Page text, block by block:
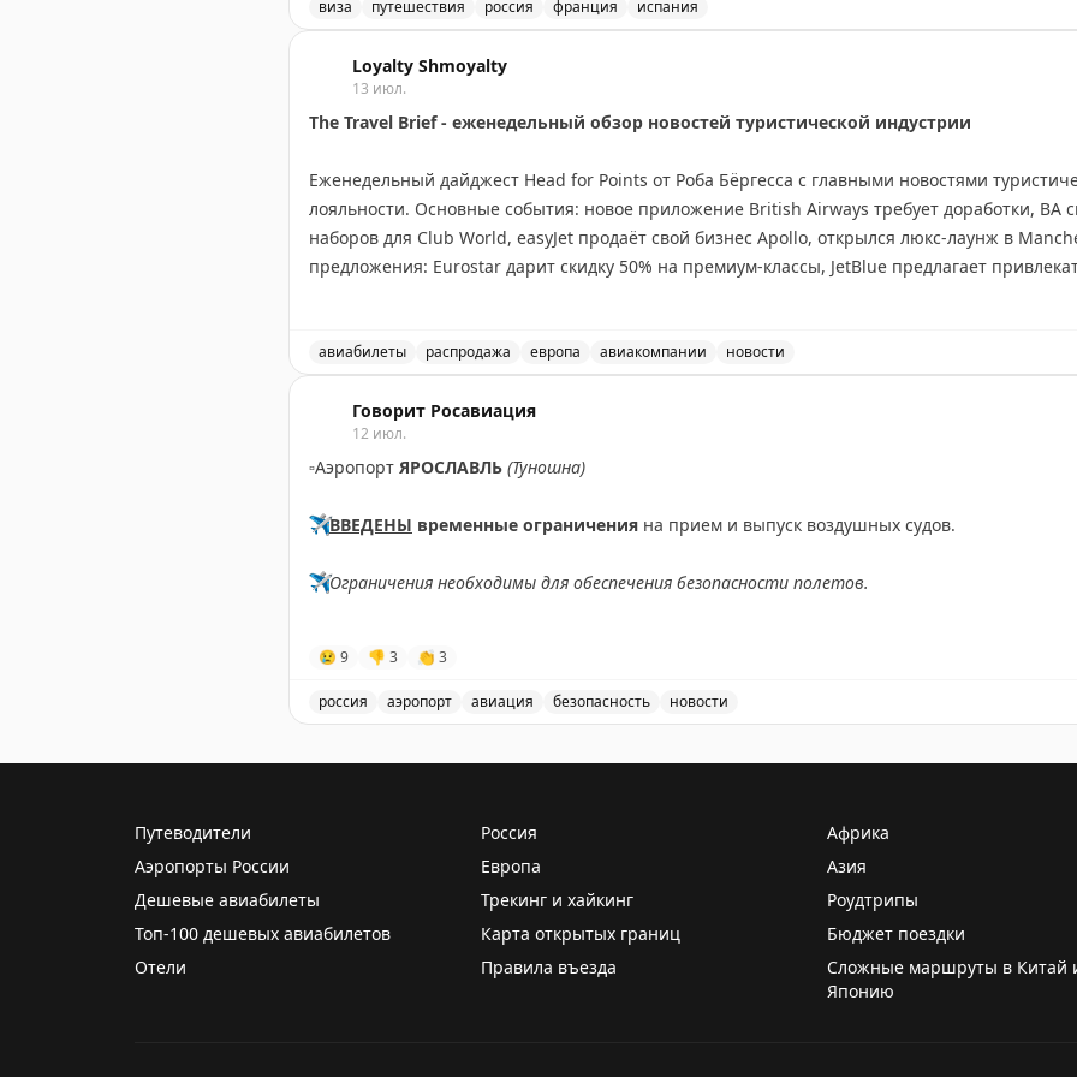
Великобритания — 14 августа.
Пошёл дальше разгребать этот слотопад.
Вопросы, запросы, записи — всё сюда:
Stay tuned!
Подписаться на Матрассы
виза путешествия россия франция испания
Loyalty Shmoyalty
13 июл.
The Travel Brief - еженедельный обзор новостей туристической индустрии
Еженедельный дайджест Head for Points от Роба Бёргесса с главными новостями
лояльности. Основные события: новое приложение British Airways требует доработки, BA
наборов для Club World, easyJet продаёт свой бизнес Apollo, открылся люкс-лаунж в
предложения: Eurostar дарит скидку 50% на премиум-классы, JetBlue предлагает
рассылку для получения полной информации о лучших предложениях отелей и
Rob Burgess|Original
авиабилеты распродажа европа авиакомпании новости
Говорит Росавиация
12 июл.
▫️Аэропорт ЯРОСЛАВЛЬ (Туношна)
✈️ВВЕДЕНЫ временные ограничения на прием и выпуск воздушных судов.
✈️Ограничения необходимы для обеспечения безопасности полетов.
😢 9 👎 3 👏 3
россия аэропорт авиация безопасность новости
Путеводители Россия Африка
Аэропорты России
Европа Азия
Дешевые авиабилеты
Трекинг и хайкинг Роудтрипы
Топ-100 дешевых авиабилетов
Карта открытых границ Бюджет поездки
Отели
Правила въезда
Сложные маршруты в Китай
Японию